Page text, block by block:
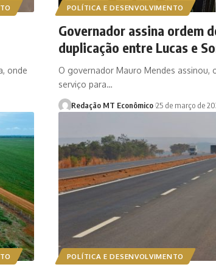
onde
POLÍTICA E DESENVOLVIMENTO
Governador assina ordem
duplicação entre Lucas e
O governador Mauro Mendes assinou,
serviço para…
Redação MT Econômico 25 de março de
POLÍTICA E DESENVOLVIMENTO